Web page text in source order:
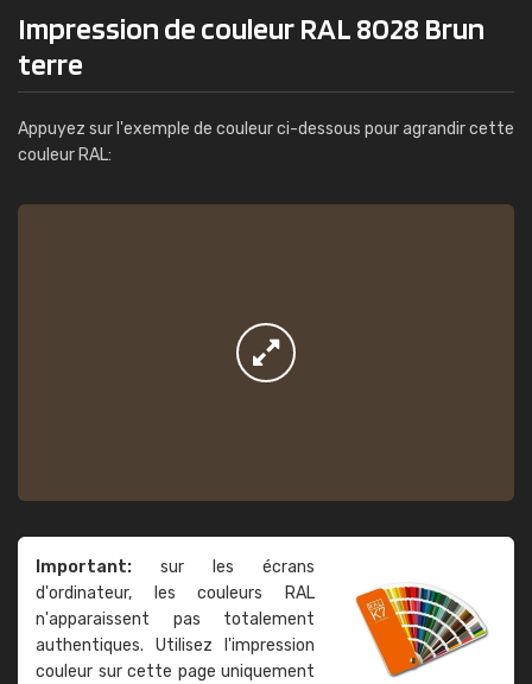
Impression de couleur RAL 8028 Brun
terre
Appuyez sur l'exemple de couleur ci-dessous pour agrandir cette
couleur RAL:
Important: sur les écrans
d'ordinateur, les couleurs RAL
n'apparaissent pas totalement
authentiques. Utilisez l'impression
couleur sur cette page uniquement